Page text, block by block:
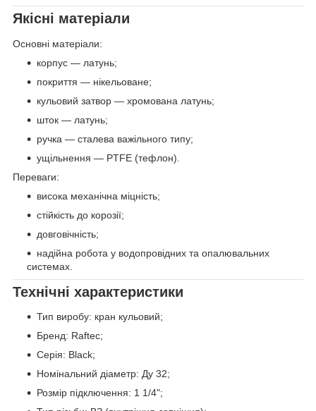
Якісні матеріали
Основні матеріали:
корпус — латунь;
покриття — нікельоване;
кульовий затвор — хромована латунь;
шток — латунь;
ручка — сталева важільного типу;
ущільнення — PTFE (тефлон).
Переваги:
висока механічна міцність;
стійкість до корозії;
довговічність;
надійна робота у водопровідних та опалювальних
системах.
Технічні характеристики
Тип виробу: кран кульовий;
Бренд: Raftec;
Серія: Black;
Номінальний діаметр: Ду 32;
Розмір підключення: 1 1/4";